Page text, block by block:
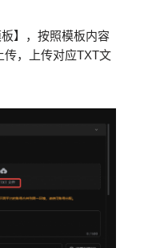
】，按照模板内容
传，上传对应TXT文